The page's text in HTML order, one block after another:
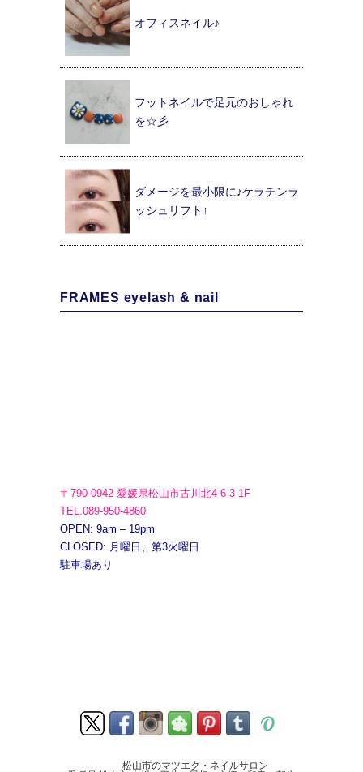
オフィスネイル♪
フットネイルで足元のおしゃれ
を☆彡
ダメージを最小限に♪ケラチンラ
ッシュリフト↑
FRAMES eyelash & nail
〒790-0942 愛媛県松山市古川北4-6-3 1F
TEL.089-950-4860
OPEN: 9am – 19pm
CLOSED: 月曜日、第3火曜日
駐車場あり
松山市のマツエク・ネイルサロン